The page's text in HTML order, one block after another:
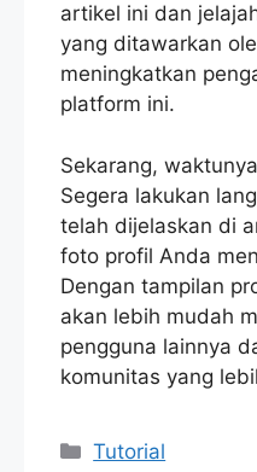
artikel ini dan
yang ditawarkan
meningkatkan
platform ini.
Sekarang,
Segera lakukan
telah dijelaskan di
foto profil Anda
Dengan tampilan
akan lebih mudah
pengguna lainnya
komunitas yang
Categories
Tutorial